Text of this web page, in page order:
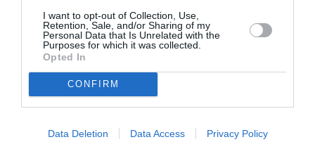
I want to opt-out of Collection, Use,
Retention, Sale, and/or Sharing of my
Personal Data that Is Unrelated with the
Purposes for which it was collected.
Opted In
CONFIRM
Data Deletion Data Access Privacy Policy